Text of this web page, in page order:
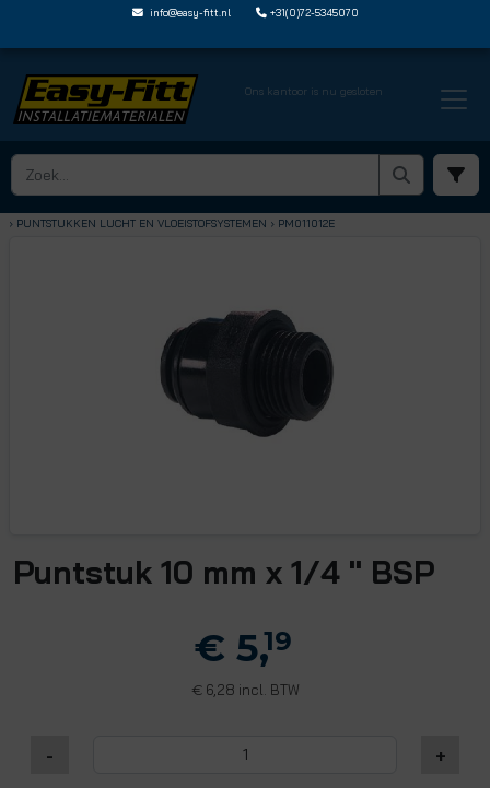
info@easy-fitt.nl +31(0)72-5345070
Ons kantoor is nu gesloten
HOME › SPEEDFIT LUCHT EN VLOEISTOFFEN
› PUNTSTUKKEN LUCHT EN VLOEISTOFSYSTEMEN › PM011012E
Puntstuk 10 mm x 1/4 " BSP
€ 5,19
€6,28 incl. BTW
- +